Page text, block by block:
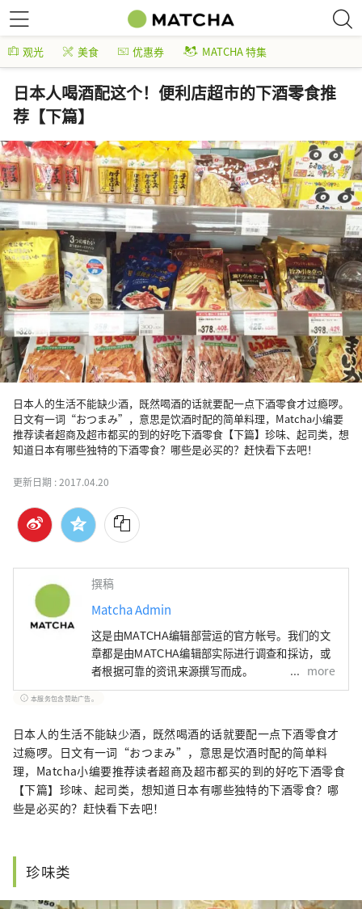
观光 美食 优惠券 MATCHA 特集
日本人喝酒配这个！便利店超市的下酒零食推
荐【下篇】
日本人的生活不能缺少酒，既然喝酒的话就要配一点下酒零食才过瘾啰。
日文有一词“おつまみ”，意思是饮酒时配的简单料理，Matcha小编要
推荐读者超商及超市都买的到的好吃下酒零食【下篇】珍味、起司类，想
知道日本有哪些独特的下酒零食？哪些是必买的？赶快看下去吧！
更新日期 :2017.04.20
撰稿
Matcha Admin
这是由MATCHA编辑部营运的官方帐号。我们的文
章都是由MATCHA编辑部实际进行调查和採访，或
者根据可靠的资讯来源撰写而成。
more
本服务包含赞助广告。
日本人的生活不能缺少酒，既然喝酒的话就要配一点下酒零食才
过瘾啰。日文有一词“おつまみ”，意思是饮酒时配的简单料
理，Matcha小编要推荐读者超商及超市都买的到的好吃下酒零食
【下篇】珍味、起司类，想知道日本有哪些独特的下酒零食？哪
些是必买的？赶快看下去吧！
珍味类